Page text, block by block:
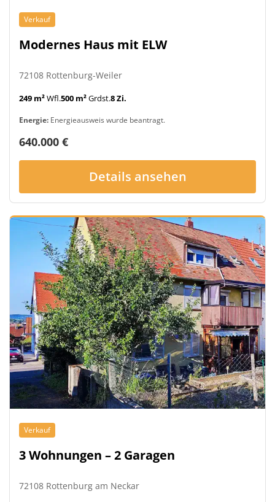
Verkauf
Modernes Haus mit ELW
72108 Rottenburg-Weiler
249 m²Wfl.500 m²Grdst.8 Zi.
Energie: Energieausweis wurde beantragt.
640.000 €
Details ansehen
Verkauf
3 Wohnungen – 2 Garagen
72108 Rottenburg am Neckar